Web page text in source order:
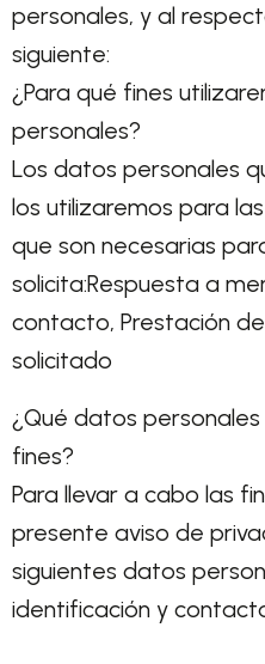
personales, y al
siguiente:
¿Para qué fines
personales?
Los datos personales
los utilizaremos para
que son necesarias
solicita:Respuesta a
contacto, Prestación
solicitado
¿Qué datos
fines?
Para llevar a cabo las
presente aviso de
siguientes datos
identificación y